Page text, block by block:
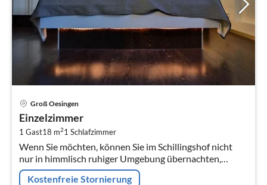
Groß Oesingen
Einzelzimmer
1 Gast18 m21 Schlafzimmer
Wenn Sie möchten, können Sie im Schillingshof nicht
nur in himmlisch ruhiger Umgebung übernachten,
sondern auch ausgesprochen lecker essen.
Kostenfreie Stornierung